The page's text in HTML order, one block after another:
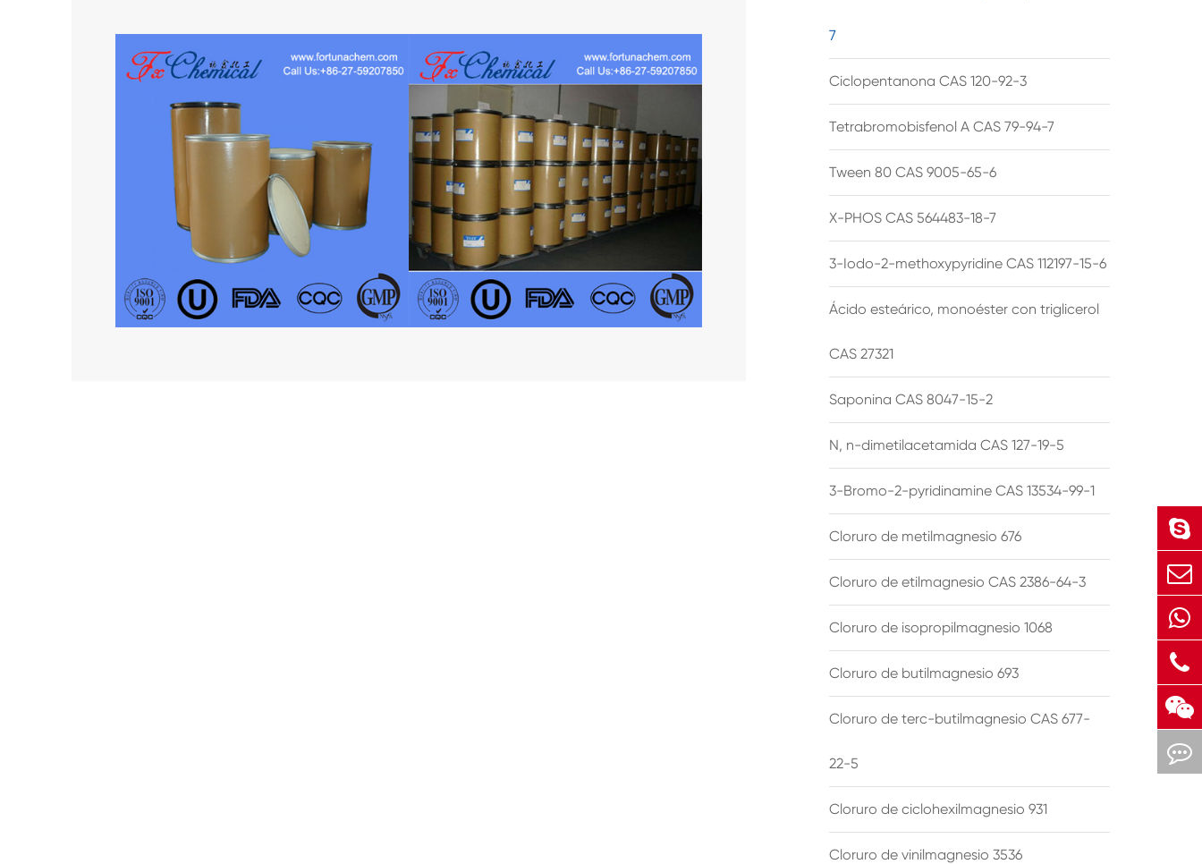
7
Ciclopentanona CAS 120-92-3
Tetrabromobisfenol A CAS 79-94-7
Tween 80 CAS 9005-65-6
X-PHOS CAS 564483-18-7
3-Iodo-2-methoxypyridine CAS 112197-15-6
Ácido esteárico, monoéster con triglicerol
CAS 27321
Saponina CAS 8047-15-2
N, n-dimetilacetamida CAS 127-19-5
3-Bromo-2-pyridinamine CAS 13534-99-1
Cloruro de metilmagnesio 676
Cloruro de etilmagnesio CAS 2386-64-3
Cloruro de isopropilmagnesio 1068
Cloruro de butilmagnesio 693
Cloruro de terc-butilmagnesio CAS 677-
22-5
Cloruro de ciclohexilmagnesio 931
Cloruro de vinilmagnesio 3536